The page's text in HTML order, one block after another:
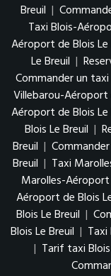
Breuil |
Taxi Blois-
Aéroport de Blois Le
Le Breuil |
Commander un
Villebarou-Aéroport
Aéroport de Blois Le
Blois Le Breuil |
Breuil |
Breuil | Taxi
Marolles-Aéroport
Aéroport de Blois
Blois Le Breuil |
Blois Le Breuil |
| Tarif taxi